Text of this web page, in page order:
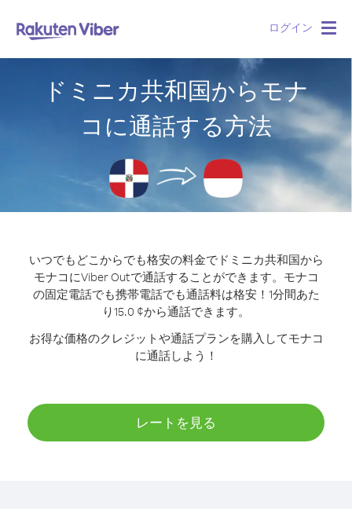
ログイン
ドミニカ共和国からモナ
コに通話する方法
いつでもどこからでも格安の料金でドミニカ共和国から
モナコにViber Outで通話することができます。 モナコ
の固定電話でも携帯電話でも通話料は格安！1分間あた
り15.0 ¢から通話できます。
お得な価格のクレジットや通話プランを購入してモナコ
に通話しよう！
レートを見る